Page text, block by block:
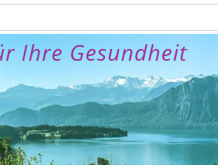
Ihre Gesundheit